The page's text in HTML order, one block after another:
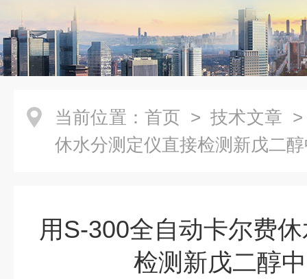
当前位置： 首页 > 技术文章
休水分测定仪直接检测新戊二
用S-300全自动卡尔费
检测新戊二醇